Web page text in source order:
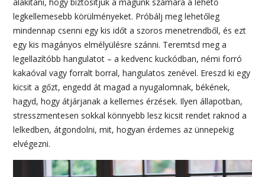
legkellemesebb körülményeket. Próbálj meg lehetőleg
mindennap csenni egy kis időt a szoros menetrendből, és ezt
egy kis magányos elmélyülésre szánni. Teremtsd meg a
legellazítóbb hangulatot – a kedvenc kuckódban, némi forró
kakaóval vagy forralt borral, hangulatos zenével. Ereszd ki egy
kicsit a gőzt, engedd át magad a nyugalomnak, békének,
hagyd, hogy átjárjanak a kellemes érzések. Ilyen állapotban,
stresszmentesen sokkal könnyebb lesz kicsit rendet raknod a
lelkedben, átgondolni, mit, hogyan érdemes az ünnepekig
elvégezni.